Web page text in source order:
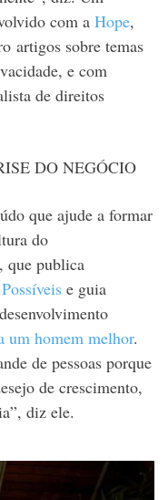
com a Hope,
artigos sobre temas
e com
de direitos
DO NEGÓCIO
que ajude a formar
do
que publica
e guia
um homem melhor.
de pessoas porque
de crescimento,
diz ele.